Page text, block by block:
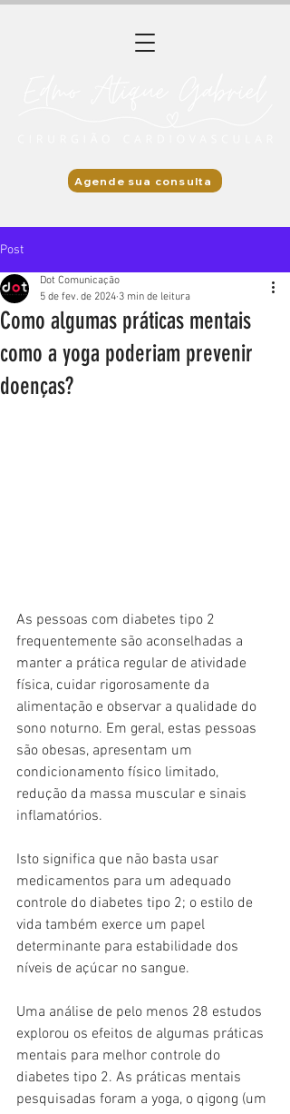
Agende sua consulta
Post
Como algumas práticas mentais
como a yoga poderiam prevenir
doenças?
Dot Comunicação
5 de fev. de 2024 3 min de leitura
As pessoas com diabetes tipo 2
frequentemente são aconselhadas a
manter a prática regular de atividade
física, cuidar rigorosamente da
alimentação e observar a qualidade do
sono noturno. Em geral, estas pessoas
são obesas, apresentam um
condicionamento físico limitado,
redução da massa muscular e sinais
inflamatórios.
Isto significa que não basta usar
medicamentos para um adequado
controle do diabetes tipo 2; o estilo de
vida também exerce um papel
determinante para estabilidade dos
níveis de açúcar no sangue.
Uma análise de pelo menos 28 estudos
explorou os efeitos de algumas práticas
mentais para melhor controle do
diabetes tipo 2. As práticas mentais
pesquisadas foram a yoga, o qigong (um